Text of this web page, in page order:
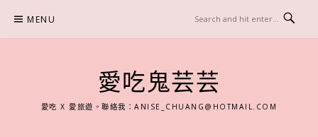
content
MENU
愛吃鬼芸芸
愛吃 X 愛旅遊。聯絡我：ANISE_CHUANG@HOTMAIL.COM